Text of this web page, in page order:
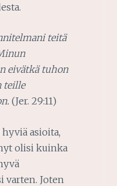
teitä
eivätkä tuhon
teille
(Jer. 29:11)
asioita,
olisi kuinka
varten. Joten